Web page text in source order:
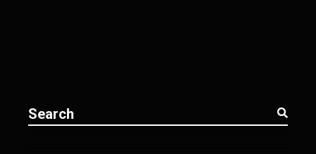
for: